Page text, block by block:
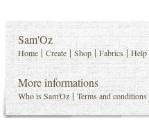
Sam'Oz
Home |Create |Shop |Fabrics |Help
More informations
Who is Sam'Oz |Terms and conditions